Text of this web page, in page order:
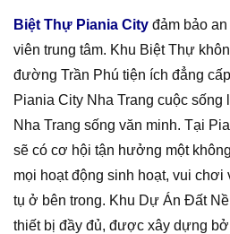
Biệt Thự Piania City đảm bảo
viên trung tâm. Khu Biệt Thự
đường Trần Phú tiện ích đẳng
Piania City Nha Trang cuộc
Nha Trang sống văn minh. Tại
sẽ có cơ hội tận hưởng một
mọi hoạt động sinh hoạt, vui
tụ ở bên trong. Khu Dự Án Đất
thiết bị đầy đủ, được xây dựng